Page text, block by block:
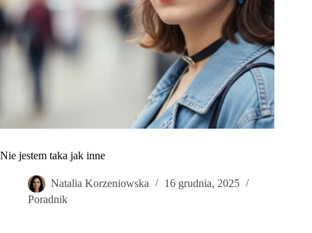
Nie jestem taka jak inne
Natalia Korzeniowska
16 grudnia, 2025
Poradnik